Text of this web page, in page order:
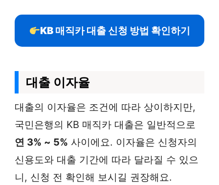
KB 매직카 대출 신청 방법 확인하기
대출 이자율
대출의 이자율은 조건에 따라 상이하지만,
국민은행의 KB 매직카 대출은 일반적으로
연 3% ~ 5% 사이에요. 이자율은 신청자의
신용도와 대출 기간에 따라 달라질 수 있으
니, 신청 전 확인해 보시길 권장해요.